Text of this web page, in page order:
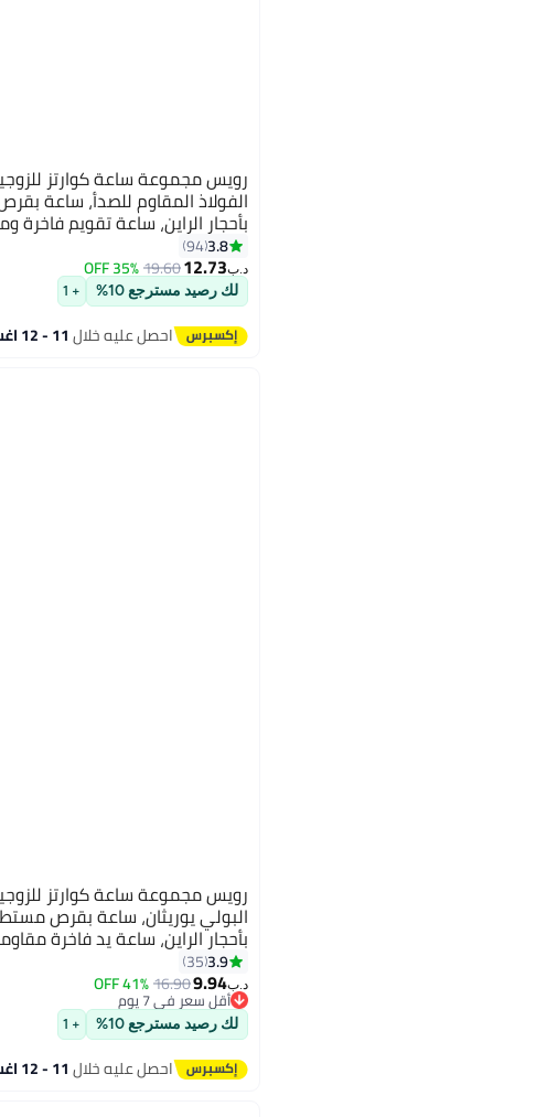
رويس مجموعة ساعة كوارتز
الفولاذ المقاوم للصدأ، ساعة
بأحجار الراين، ساعة تقويم
للماء هدية للرجال والنساء
3.8
94
د.ب‏12.73
19.60
35% OFF
لك رصيد مسترجع 10% + 1
احصل عليه خلال11 - 12 اغسطس
رويس مجموعة ساعة كوارتز
البولي يوريثان، ساعة بقرص
بأحجار الراين، ساعة يد فاخرة
للرجال والنساء
3.9
35
د.ب‏9.94
16.90
41% OFF
أقل سعر في 7 يوم
أقل سعر في 7 يوم
لك رصيد مسترجع 10% + 1
احصل عليه خلال11 - 12 اغسطس